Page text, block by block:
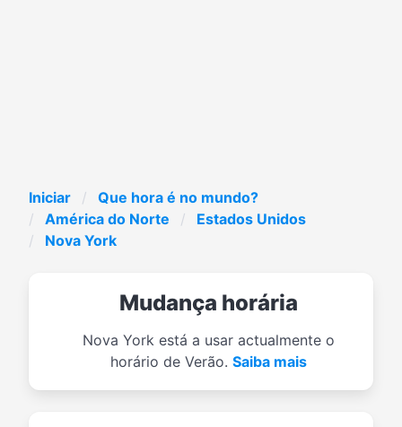
Iniciar
Que hora é no mundo?
América do Norte
Estados Unidos
Nova York
Mudança horária
Nova York está a usar actualmente o
horário de Verão. Saiba mais